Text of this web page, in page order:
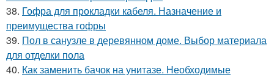
38. Гофра для прокладки кабеля. Назначение и
преимущества гофры
39. Пол в санузле в деревянном доме. Выбор материала
для отделки пола
40. Как заменить бачок на унитазе. Необходимые